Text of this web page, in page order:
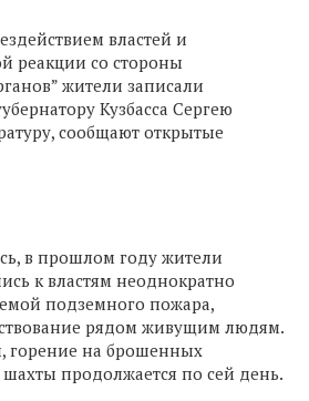
властей и
реакции со стороны
жители записали
Кузбасса Сергею
сообщают открытые
в прошлом году жители
к властям неоднократно
подземного пожара,
рядом живущим людям.
горение на брошенных
продолжается по сей день.